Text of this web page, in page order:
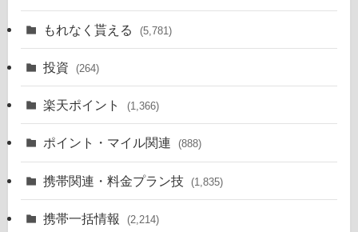
もれなく貰える (5,781)
投資 (264)
楽天ポイント (1,366)
ポイント・マイル関連 (888)
携帯関連・料金プラン技 (1,835)
携帯一括情報 (2,214)